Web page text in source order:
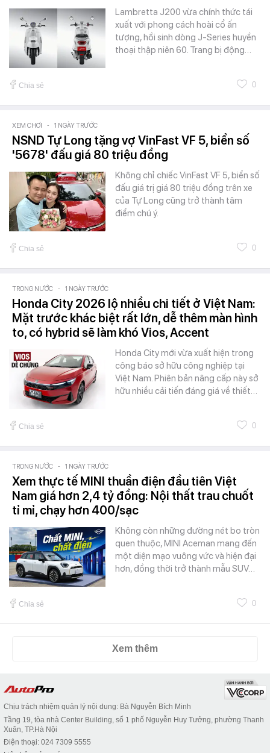
Lambretta J200 vừa chính thức tái
xuất với phong cách hoài cổ ấn
tượng, hồi sinh dòng J-Series huyền
thoại thập niên 60. Trang bị động…
Chia sẻ 0
XEM CHƠI - 1 NGÀY TRƯỚC
NSND Tự Long tặng vợ VinFast VF 5, biển số
'5678' đấu giá 80 triệu đồng
Không chỉ chiếc VinFast VF 5, biển số
đấu giá trị giá 80 triệu đồng trên xe
của Tự Long cũng trở thành tâm
điểm chú ý.
Chia sẻ 0
TRONG NƯỚC - 1 NGÀY TRƯỚC
Honda City 2026 lộ nhiều chi tiết ở Việt Nam:
Mặt trước khác biệt rất lớn, dễ thêm màn hình
to, có hybrid sẽ làm khó Vios, Accent
Honda City mới vừa xuất hiện trong
công báo sở hữu công nghiệp tại
Việt Nam. Phiên bản nâng cấp này sở
hữu nhiều cải tiến đáng giá về thiết…
Chia sẻ 0
TRONG NƯỚC - 1 NGÀY TRƯỚC
Xem thực tế MINI thuần điện đầu tiên Việt
Nam giá hơn 2,4 tỷ đồng: Nội thất trau chuốt
tỉ mỉ, chạy hơn 400/sạc
Không còn những đường nét bo tròn
quen thuộc, MINI Aceman mang đến
một diện mạo vuông vức và hiện đại
hơn, đồng thời trở thành mẫu SUV…
Chia sẻ 0
Xem thêm
Chịu trách nhiệm quản lý nội dung: Bà Nguyễn Bích Minh
Tầng 19, tòa nhà Center Building, số 1 phố Nguyễn Huy Tưởng, phường Thanh
Xuân, TP.Hà Nội
Điện thoại: 024 7309 5555